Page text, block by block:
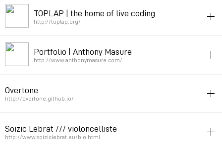
improvisation
2016年1月28日 GMT+1 13:22:34
TOPLAP | the home of live coding
http://toplap.org/
code music
Portfolio | Anthony Masure
http://www.anthonymasure.com/
Permalink
Overtone
http://overtone.github.io/
Permalink
Soizic Lebrat /// violoncelliste
http://www.soiziclebrat.eu/bio.html